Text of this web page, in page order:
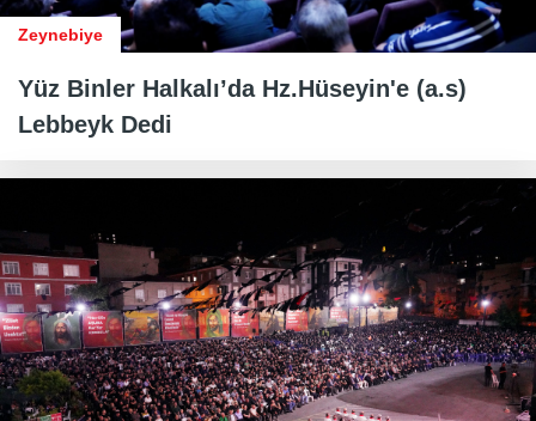
Zeynebiye
Yüz Binler Halkalı’da Hz.Hüseyin'e (a.s)
Lebbeyk Dedi